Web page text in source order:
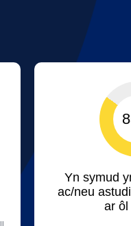
Yn symud
ac/neu
ar ôl